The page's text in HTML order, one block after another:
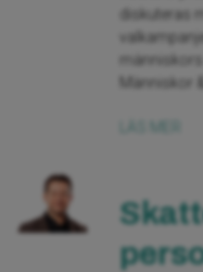
diskuteras
Människor